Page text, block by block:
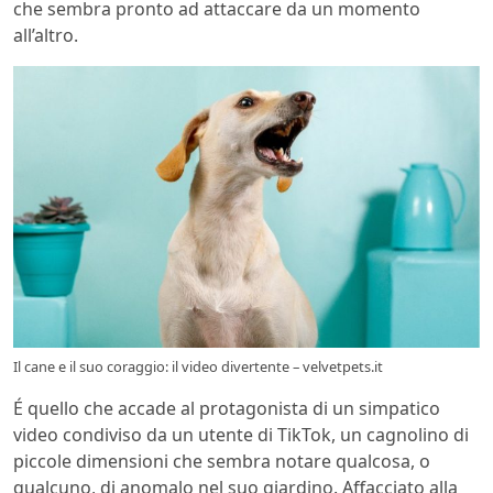
che sembra pronto ad attaccare da un momento
all’altro.
Il cane e il suo coraggio: il video divertente – velvetpets.it
É quello che accade al protagonista di un simpatico
video condiviso da un utente di TikTok, un cagnolino di
piccole dimensioni che sembra notare qualcosa, o
qualcuno, di anomalo nel suo giardino. Affacciato alla